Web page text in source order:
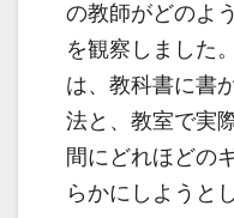
の教師がどのよ
を観察しました
は、教科書に書
法と、教室で実
間にどれほどの
らかにしようと